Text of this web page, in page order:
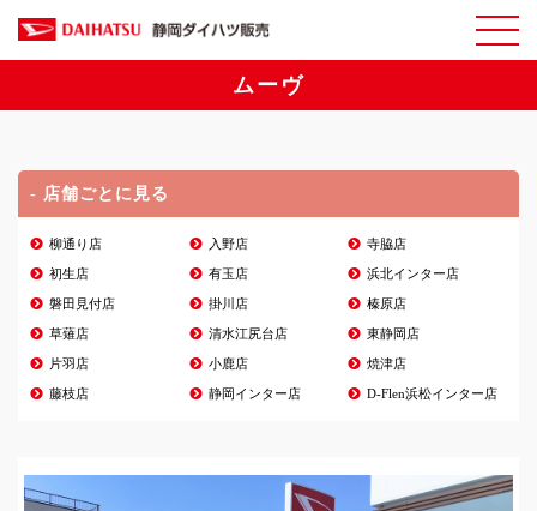
ムーヴ
- 店舗ごとに見る
柳通り店 入野店 寺脇店
初生店 有玉店 浜北インター店
磐田見付店 掛川店 榛原店
草薙店 清水江尻台店 東静岡店
片羽店 小鹿店 焼津店
藤枝店 静岡インター店 D-Flen浜松インター店